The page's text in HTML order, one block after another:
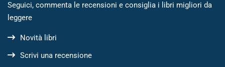
Seguici, commenta le recensioni e consiglia i libri migliori da
leggere
Novità libri
Scrivi una recensione